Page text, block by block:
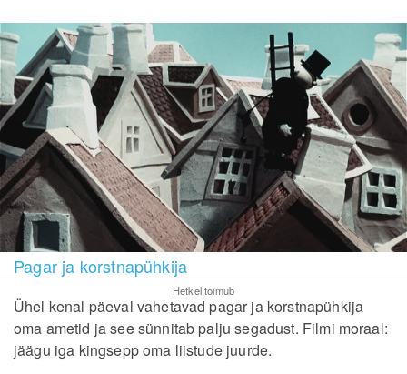
Pagar ja korstnapühkija
Hetkel toimub
Ühel kenal päeval vahetavad pagar ja korstnapühkija
oma ametid ja see sünnitab palju segadust. Filmi moraal:
jäägu iga kingsepp oma liistude juurde.